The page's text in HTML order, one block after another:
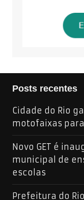
Posts recentes
Cidade do Rio
motofaixas
Novo GET é
municipal de
escolas
Prefeitura do